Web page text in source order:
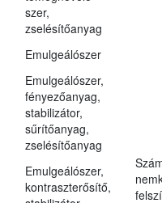
szer,
zselésítőanyag
Emulgeálószer
Emulgeálószer,
fényezőanyag,
stabilizátor,
sűrítőanyag,
zselésítőanyag
Emulgeálószer,
kontraszterősítő,